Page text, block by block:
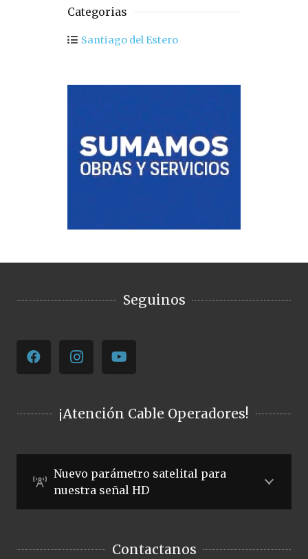
Categorias
Santiago del Estero
Seguinos
¡Atención Cable Operadores!
Nuevo parámetro satelital para
nuestra señal HD
Contactanos